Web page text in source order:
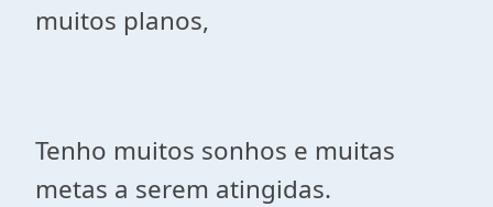
muitos planos,
Tenho muitos sonhos e muitas
metas a serem atingidas.